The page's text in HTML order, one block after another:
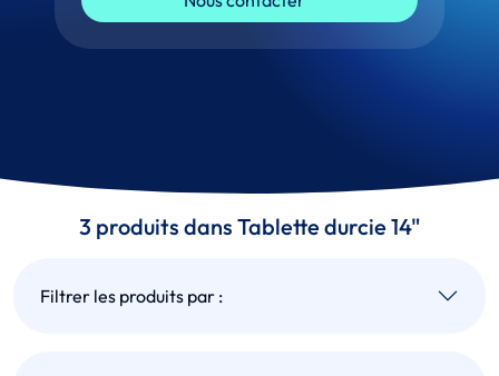
3 produits dans Tablette durcie 14"
Filtrer les produits par :